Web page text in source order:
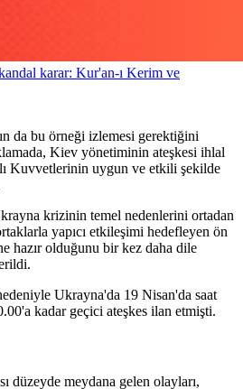
karar: Kur'an-ı Kerim ve
da bu örneği izlemesi gerektiğini
Kiev yönetiminin ateşkesi ihlal
Kuvvetlerinin uygun ve etkili şekilde
krizinin temel nedenlerini ortadan
yapıcı etkileşimi hedefleyen ön
hazır olduğunu bir kez daha dile
Ukrayna'da 19 Nisan'da saat
kadar geçici ateşkes ilan etmişti.
düzeyde meydana gelen olayları,